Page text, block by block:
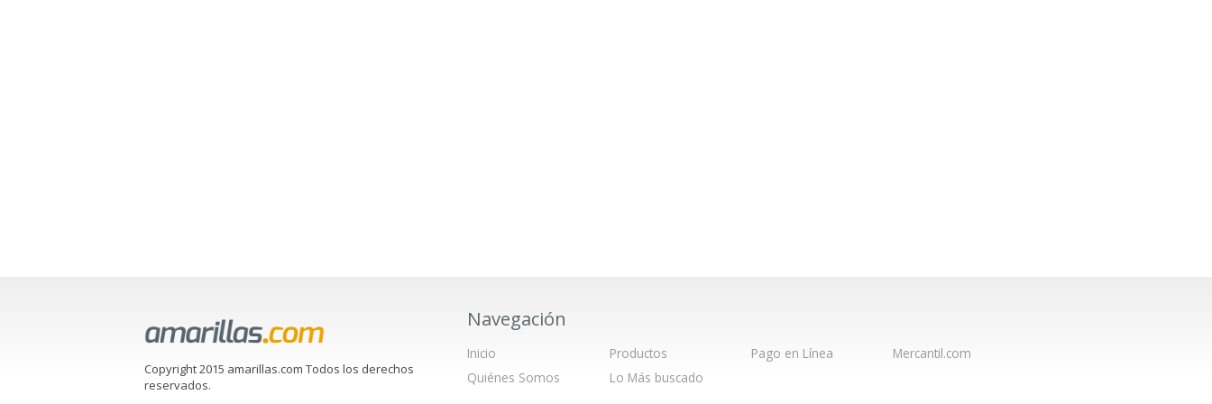
Copyright 2015 amarillas.com Todos los derechos
reservados.
Navegación
Inicio
Quiénes Somos
Productos
Lo Más buscado
Pago en Línea Mercantil.com